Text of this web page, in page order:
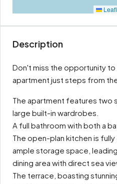
Description
Don't miss the opportunity
apartment just steps from
The apartment features two
large built-in wardrobes.
A full bathroom with both a
The open-plan kitchen is
ample storage space,
dining area with direct sea
The terrace, boasting